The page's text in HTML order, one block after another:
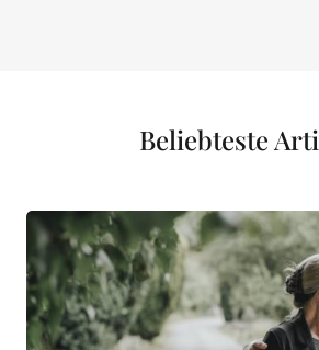
Beliebteste